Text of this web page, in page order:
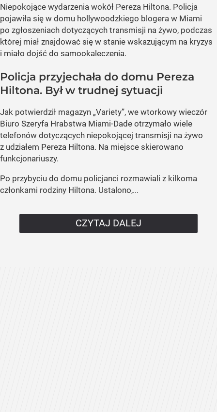
Niepokojące wydarzenia wokół Pereza Hiltona. Policja
pojawiła się w domu hollywoodzkiego blogera w Miami
po zgłoszeniach dotyczących transmisji na żywo, podczas
której miał znajdować się w stanie wskazującym na kryzys
i miało dojść do samookaleczenia.
Policja przyjechała do domu Pereza
Hiltona. Był w trudnej sytuacji
Jak potwierdził magazyn „Variety”, we wtorkowy wieczór
Biuro Szeryfa Hrabstwa Miami-Dade otrzymało wiele
telefonów dotyczących niepokojącej transmisji na żywo
z udziałem Pereza Hiltona. Na miejsce skierowano
funkcjonariuszy.
Po przybyciu do domu policjanci rozmawiali z kilkoma
członkami rodziny Hiltona. Ustalono,...
CZYTAJ DALEJ